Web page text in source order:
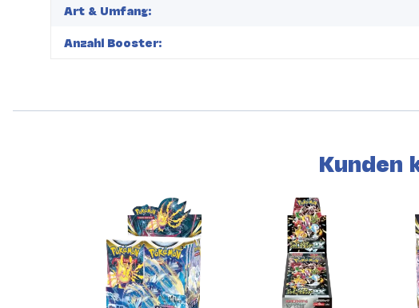
Art & Umfang:
Anzahl Booster:
Kunden